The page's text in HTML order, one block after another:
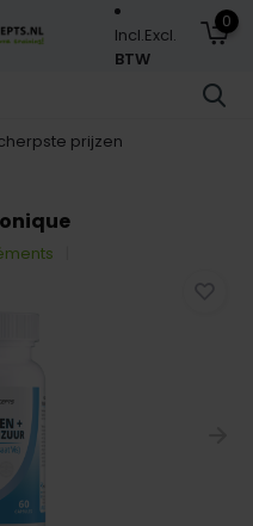
Incl.Excl.
BTW
0
prijzen